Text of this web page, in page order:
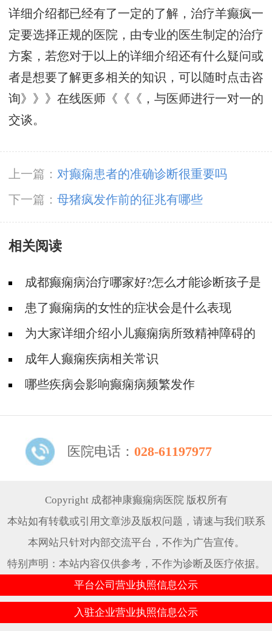
详细介绍都已经有了一定的了解，治疗羊癫疯一
定要选择正规的医院，由专业的医生制定的治疗
方案，若您对于以上的详细介绍还有什么疑问或
者是想要了解更多相关的知识，可以随时点击咨
询》》》在线医师《《《，与医师进行一对一的
交谈。
上一篇： 对癫痫患者的准确诊断很重要吗
下一篇： 母猪疯发作前的征兆有哪些
相关阅读
成都癫痫病治疗哪家好?怎么才能诊断孩子是
不是得了癫痫?
患了癫痫病的女性的症状会是什么表现
为大家详细介绍小儿癫痫病所致精神障碍的
分类及表现
成年人癫痫疾病相关常识
哪些疾病会影响癫痫病频繁发作
医院电话： 028-61197977
Copyright 成都神康癫痫病医院 版权所有
本站如有转载或引用文章涉及版权问题，请速与我们联系
本网站只针对内部交流平台，不作为广告宣传。
特别声明：本站内容仅供参考，不作为诊断及医疗依据。
平台公司营业执照信息公示
入驻企业营业执照信息公示